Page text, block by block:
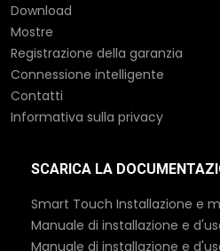
Download
Mostre
Registrazione della garanzia
Connessione intelligente
Contatti
Informativa sulla privacy
SCARICA LA
Smart Touch Installazione e
Manuale di installazione e
Manuale di installazione e